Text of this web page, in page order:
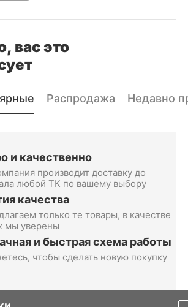
вас это
Распродажа Недавно
и качественно
производит доставку до
любой ТК по вашему выбору
качества
только те товары, в качестве
мы уверены
и быстрая схема работы
чтобы сделать новую покупку